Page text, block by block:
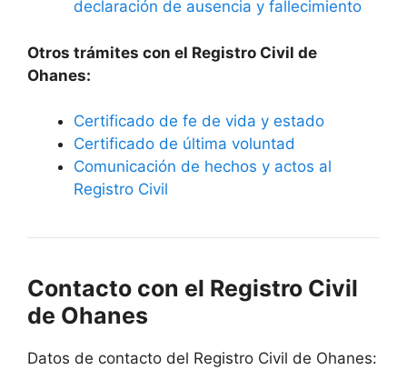
declaración de ausencia y fallecimiento
Otros trámites con el Registro Civil de
Ohanes:
Certificado de fe de vida y estado
Certificado de última voluntad
Comunicación de hechos y actos al
Registro Civil
Contacto con el Registro Civil
de Ohanes
Datos de contacto del Registro Civil de Ohanes: